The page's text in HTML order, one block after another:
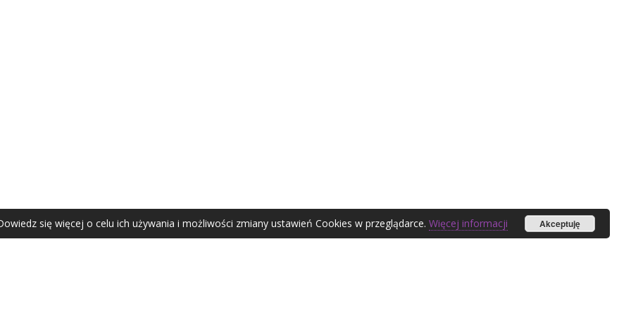
Agata Zubel © 2021
się więcej o celu ich używania i możliwości zmiany ustawień Cookies w przeglądarce. Więcej informacji Akceptuję